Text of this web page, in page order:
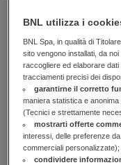
(1) Compliance Area di
compliance del Gruppo
riporto dell'Head of
Sempre in ottica di
l’inquadramento
CdA (e, per esso, al
Rischi e all’Amministratore
senza restrizioni alla
è strutturata la Funzione
BNL utilizza i
BNL Spa, in qualità di
sito vengono installati, da
raccogliere ed elaborare dati
tracciamenti precisi dei
garantirne il corretto
maniera statistica e
(Tecnici e strettamente
mostrarti offerte
interessi, delle preferenze
commerciali personalizzate);
condividere